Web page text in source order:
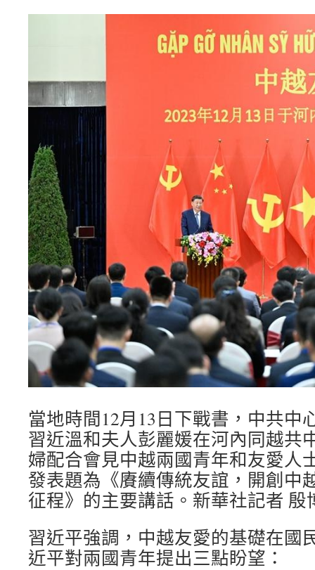
當地時間12月13日下戰書，中共中
習近溫和夫人彭麗媛在河內同越共
婦配合會見中越兩國青年和友愛人
發表題為《賡續傳統友誼，開創中
征程》的主要講話。新華社記者 殷
習近平強調，中越友愛的基礎在國
近平對兩國青年提出三點盼望：